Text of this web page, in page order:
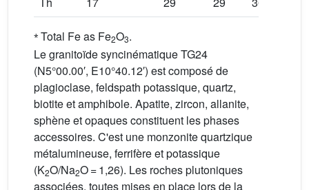
⁎ Total Fe as Fe2O3.
Le granitoïde syncinématique TG24
(N5°00.00′, E10°40.12′) est composé de
plagioclase, feldspath potassique, quartz,
biotite et amphibole. Apatite, zircon, allanite,
sphène et opaques constituent les phases
accessoires. C'est une monzonite quartzique
métalumineuse, ferrifère et potassique
(K2O/Na2O = 1,26). Les roches plutoniques
associées, toutes mises en place lors de la